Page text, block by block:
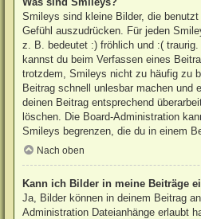
Smileys sind kleine Bilder, die
Gefühl auszudrücken. Für jeden
z. B. bedeutet :) fröhlich und :(
kannst du beim Verfassen eines
trotzdem, Smileys nicht zu häufig zu
Beitrag schnell unlesbar machen und
deinen Beitrag entsprechend
löschen. Die Board-Administration
Smileys begrenzen, die du in einem
Nach oben
Kann ich Bilder in meine Beiträge
Ja, Bilder können in deinem Beitrag
Administration Dateianhänge erlaubt